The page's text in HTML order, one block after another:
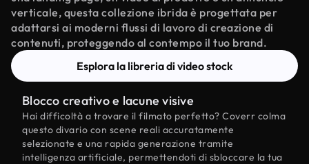
verticale, questa collezione ibrida è progettata per
adattarsi ai moderni flussi di lavoro di creazione di
contenuti, proteggendo al contempo il tuo brand.
Esplora la libreria di video stock
Blocco creativo e lacune visive
Hai difficoltà a trovare il filmato perfetto? Coverr colma
questo divario con scene reali accuratamente
selezionate e una rapida generazione tramite
intelligenza artificiale, permettendoti di sbloccare la tua